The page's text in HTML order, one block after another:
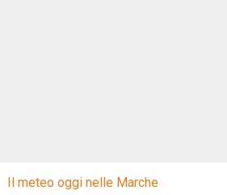
Il meteo oggi nelle Marche